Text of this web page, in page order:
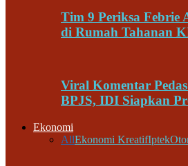
Tim 9 Periksa Febrie
di Rumah Tahanan
Viral Komentar
BPJS, IDI Siapkan
Ekonomi
AllEkonomi KreatifIptek